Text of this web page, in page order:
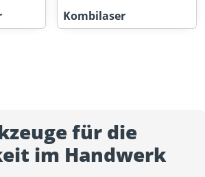
Kombilaser
für die
im Handwerk